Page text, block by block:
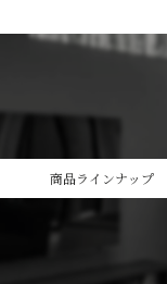
商品ラインナップ